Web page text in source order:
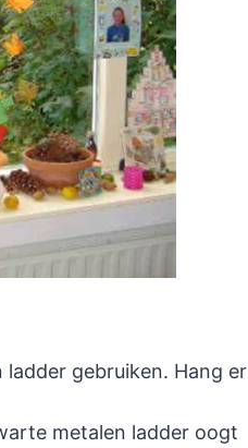
gebruiken. Hang er
metalen ladder oogt